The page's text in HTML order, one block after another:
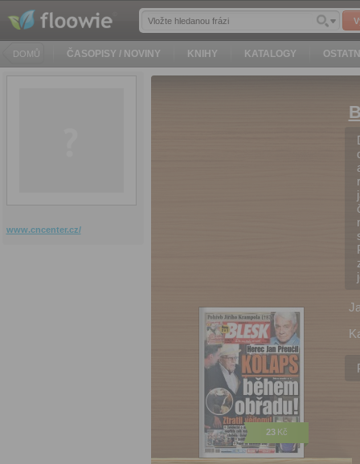
DOMŮ ČASOPISY / NOVINY KNIHY KATALOGY
www.cncenter.cz/
23Kč